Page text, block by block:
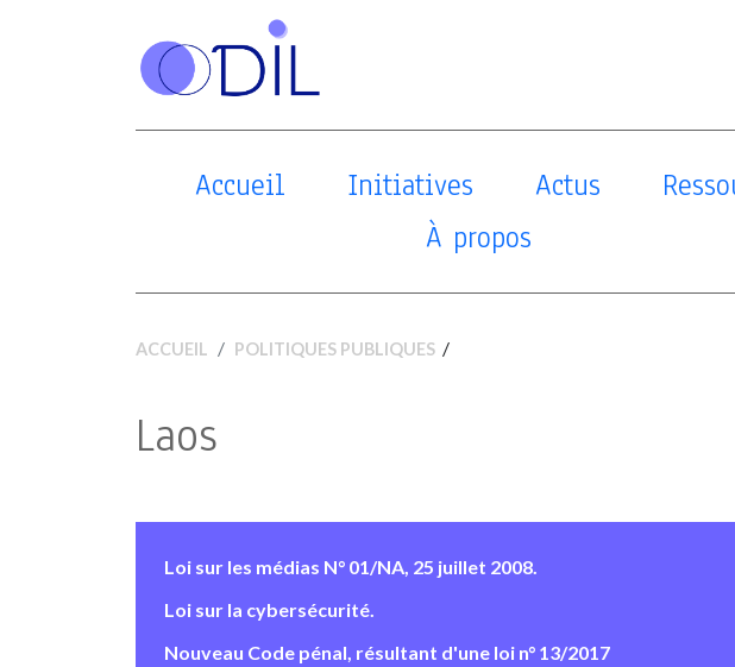
Accueil Initiatives Actus
À propos
ACCUEIL POLITIQUES PUBLIQUES /
Laos
Loi sur les médias N° 01/NA, 25 juillet 2008.
Loi sur la cybersécurité.
Nouveau Code pénal, résultant d'une loi n° 13/2017